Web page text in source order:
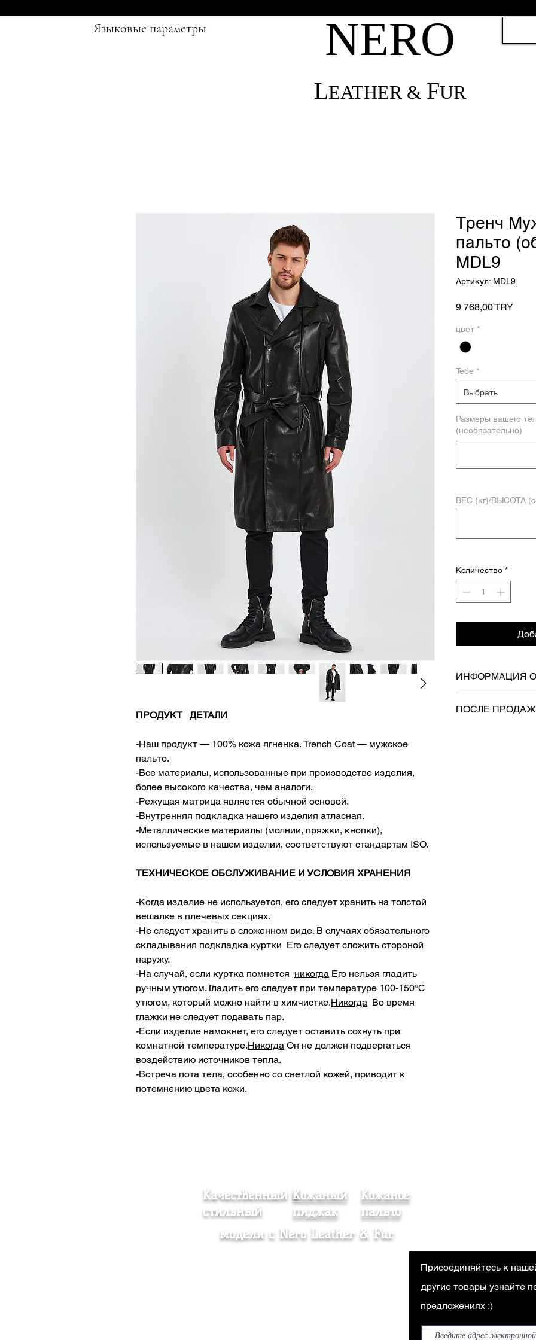
Языковые параметры NЕRО
LEATHER & FUR
ПРОДУКТ ДЕТАЛИ
-Наш продукт — 100% кожа ягненка. Trench Coat — мужское
пальто.
-Все материалы, использованные при производстве изделия,
более высокого качества, чем аналоги.
-Режущая матрица является обычной основой.
-Внутренняя подкладка нашего изделия атласная.
-Металлические материалы (молнии, пряжки, кнопки),
используемые в нашем изделии, соответствуют стандартам ISO.
ТЕХНИЧЕСКОЕ ОБСЛУЖИВАНИЕ И УСЛОВИЯ ХРАНЕНИЯ
-Когда изделие не используется, его следует хранить на толстой
вешалке в плечевых секциях.
-Не следует хранить в сложенном виде. В случаях обязательного
складывания подкладка куртки Его следует сложить стороной
наружу.
-На случай, если куртка помнется никогда Его нельзя гладить
ручным утюгом. Гладить его следует при температуре 100-150°С
утюгом, который можно найти в химчистке.Никогда Во время
глажки не следует подавать пар.
-Если изделие намокнет, его следует оставить сохнуть при
комнатной температуре.Никогда Он не должен подвергаться
воздействию источников тепла.
-Встреча пота тела, особенно со светлой кожей, приводит к
потемнению цвета кожи.
Тренч
пальто
MDL9
Артикул: MDL9
9 768,00 TRYЦена
цвет *
Тебе *
Выбрать
Размеры вашего
(необязательно)
ВЕС (кг)/ВЫСОТА
Количество *
ИНФОРМАЦИЯ
- Бесплатная
ПОСЛЕ
Качественный и
стильный
Кожаный
пиджак
Кожаное
пальто
модели с Nero Leather & Fur.
Присоединяйтесь к
другие товары узнайте
предложениях :)